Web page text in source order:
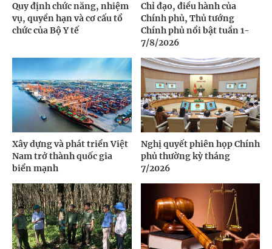
Quy định chức năng, nhiệm
vụ, quyền hạn và cơ cấu tổ
chức của Bộ Y tế
Chỉ đạo, điều hành của
Chính phủ, Thủ tướng
Chính phủ nổi bật tuần 1-
7/8/2026
Xây dựng và phát triển Việt
Nam trở thành quốc gia
biển mạnh
Nghị quyết phiên họp Chính
phủ thường kỳ tháng
7/2026